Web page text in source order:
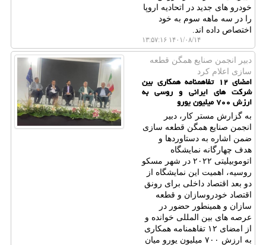
خودرو های جدید در اتحادیه اروپا
را در سه ماهه سوم به خود
اختصاص داده اند.
۱۴۰۱/۰۸/۱۴ ۱۳:۵۷:۱۶
دبیر انجمن صنایع همگن قطعه
سازی اعلام كرد
امضای ۱۲ تفاهمنامه همکاری بین
شرکت های ایرانی و روسی به
ارزش ۷۰۰ میلیون یورو
به گزارش مستر کار، دبیر
انجمن صنایع همگن قطعه سازی
ضمن اشاره به دستاوردها و
هدف چهارگانه نمایشگاه
اتوموبیلیتی ۲۰۲۲ در شهر مسکو
روسیه، اهمیت این نمایشگاه از
دو بعد اقتصاد داخلی برای رونق
اقتصاد خودروسازان و قطعه
سازان و همینطور حضور در
عرصه های بین المللی خوانده و
از امضای ۱۲ تفاهمنامه همکاری
به ارزش ۷۰۰ میلیون یورو میان